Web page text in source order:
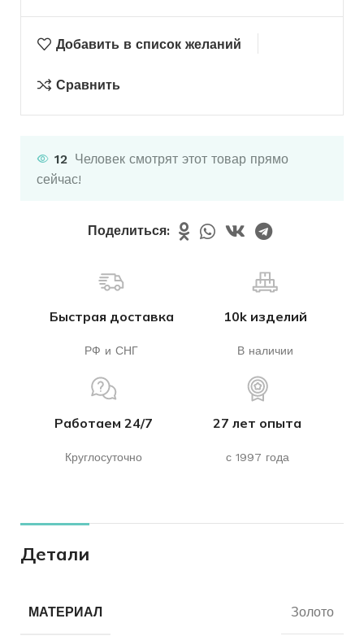
Добавить в список желаний
Сравнить
12 Человек смотрят этот товар прямо
сейчас!
Поделиться:
Быстрая доставка
РФ и СНГ
10k изделий
В наличии
Работаем 24/7
Круглосуточно
27 лет опыта
с 1997 года
Детали
МАТЕРИАЛ Золото